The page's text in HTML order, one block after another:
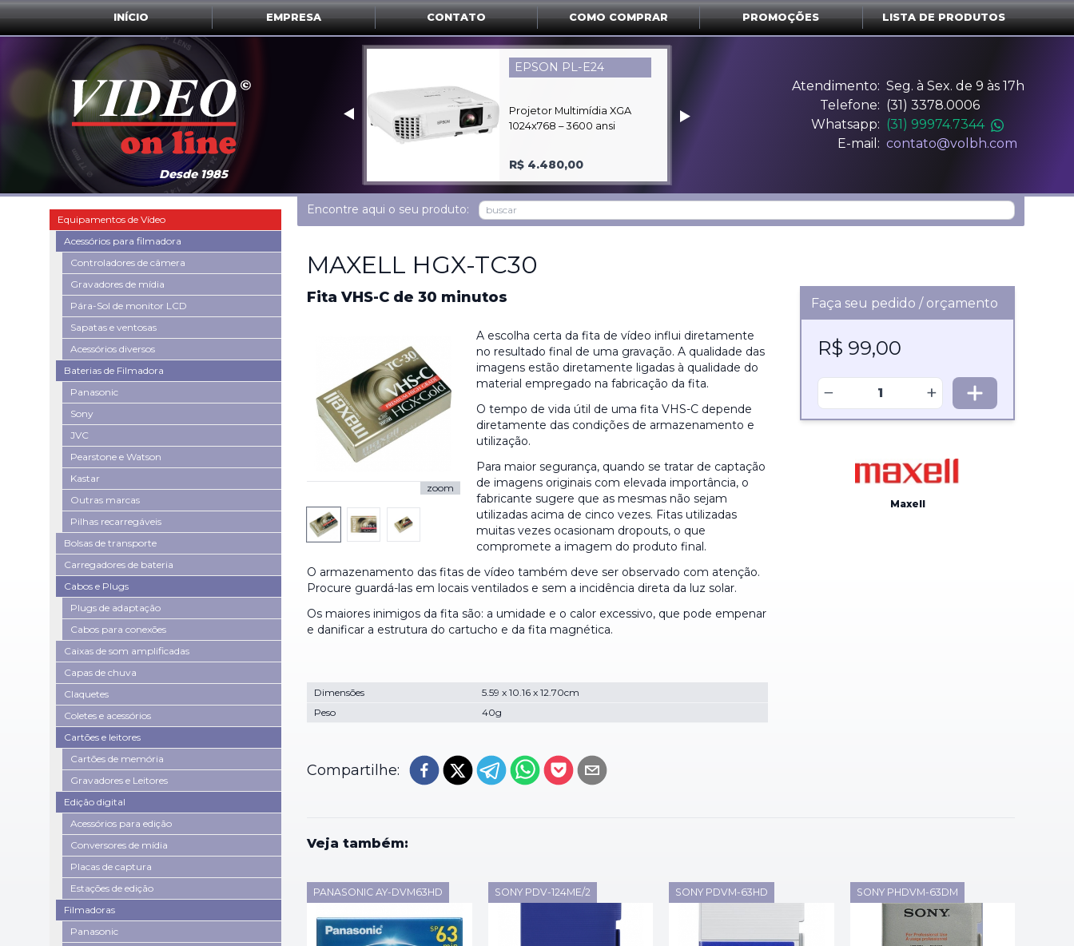
INÍCIO EMPRESA CONTATO COMO COMPRAR PROMOÇÕES LISTA DE PRODUTOS
Desde 1985
TIMEGO MD-01P
pequena de madeira
20x20cm
R$ 149,00
‣
‣
Atendimento: Seg. à Sex. de 9 às 17h
Telefone: (31) 3378.0006
Whatsapp: (31) 99974.7344
E-mail: contato@volbh.com
Encontre aqui o seu produto:
Equipamentos de Vídeo
Acessórios para filmadora
Controladores de câmera
Gravadores de mídia
Pára-Sol de monitor LCD
Sapatas e ventosas
Acessórios diversos
Baterias de Filmadora
Panasonic
Sony
JVC
Pearstone e Watson
Kastar
Outras marcas
Pilhas recarregáveis
Bolsas de transporte
Carregadores de bateria
Cabos e Plugs
Plugs de adaptação
Cabos para conexões
Caixas de som amplificadas
Capas de chuva
Claquetes
Coletes e acessórios
Cartões e leitores
Cartões de memória
Gravadores e Leitores
Edição digital
Acessórios para edição
Conversores de mídia
Placas de captura
Estações de edição
Filmadoras
Panasonic
MAXELL HGX-TC30
Fita VHS-C de 30 minutos
zoom
A escolha certa da fita de vídeo influi diretamente
no resultado final de uma gravação. A qualidade das
imagens estão diretamente ligadas à qualidade do
material empregado na fabricação da fita.
O tempo de vida útil de uma fita VHS-C depende
diretamente das condições de armazenamento e
utilização.
Para maior segurança, quando se tratar de captação
de imagens originais com elevada importância, o
fabricante sugere que as mesmas não sejam
utilizadas acima de cinco vezes. Fitas utilizadas
muitas vezes ocasionam dropouts, o que
compromete a imagem do produto final.
O armazenamento das fitas de vídeo também deve ser observado com atenção.
Procure guardá-las em locais ventilados e sem a incidência direta da luz solar.
Os maiores inimigos da fita são: a umidade e o calor excessivo, que pode empenar
e danificar a estrutura do cartucho e da fita magnética.
Dimensões
5.59 x 10.16 x 12.70cm
Peso
40g
Compartilhe:
Faça seu pedido / orçamento
R$ 99,00
−
+
Maxell
Veja também:
PANASONIC AY-DVM63HD SONY PDV-124ME/2 SONY PDVM-63HD SONY PHDVM-63DM